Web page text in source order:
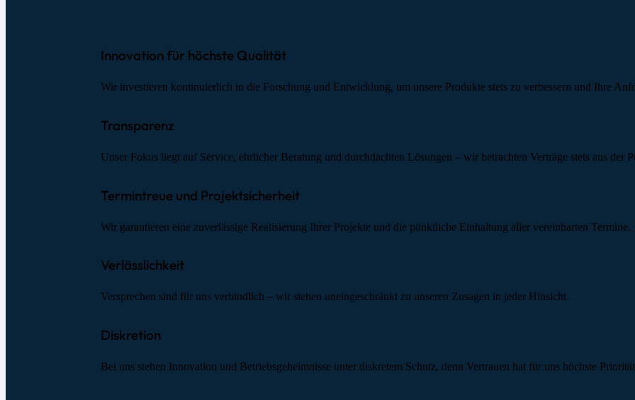
Innovation für höchste Qualität
Wir investieren kontinuierlich in die Forschung und Entwicklung, um unsere Produkte stets zu verbessern und Ihre
Transparenz
Unser Fokus liegt auf Service, ehrlicher Beratung und durchdachten Lösungen – wir betrachten Verträge stets aus der
Termintreue und Projektsicherheit
Wir garantieren eine zuverlässige Realisierung Ihrer Projekte und die pünktliche Einhaltung aller vereinbarten Termine.
Verlässlichkeit
Versprechen sind für uns verbindlich – wir stehen uneingeschränkt zu unseren Zusagen in jeder Hinsicht.
Diskretion
Bei uns stehen Innovation und Betriebsgeheimnisse unter diskretem Schutz, denn Vertrauen hat für uns höchste